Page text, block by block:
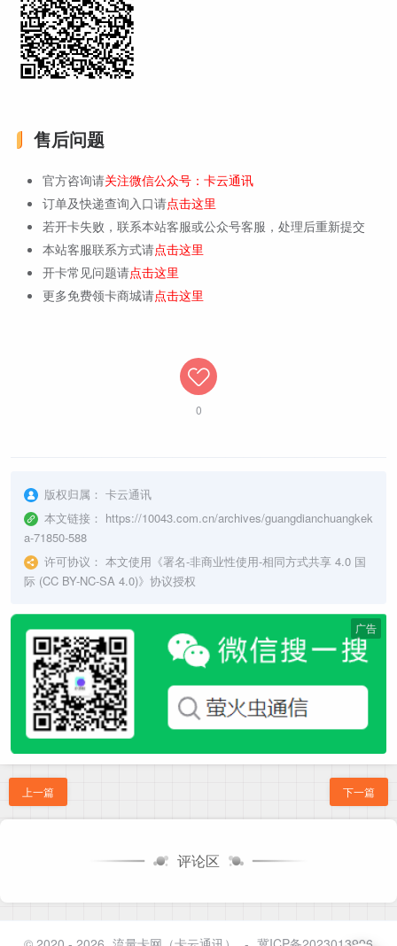
售后问题
官方咨询请关注微信公众号：卡云通讯
订单及快递查询入口请点击这里
若开卡失败，联系本站客服或公众号客服，处理后重新提交
本站客服联系方式请点击这里
开卡常见问题请点击这里
更多免费领卡商城请点击这里
0
版权归属： 卡云通讯
本文链接： https://10043.com.cn/archives/guangdianchuangkek
a-71850-588
许可协议： 本文使用《署名-非商业性使用-相同方式共享 4.0 国
际 (CC BY-NC-SA 4.0)》协议授权
广告
上一篇 下一篇
评论区